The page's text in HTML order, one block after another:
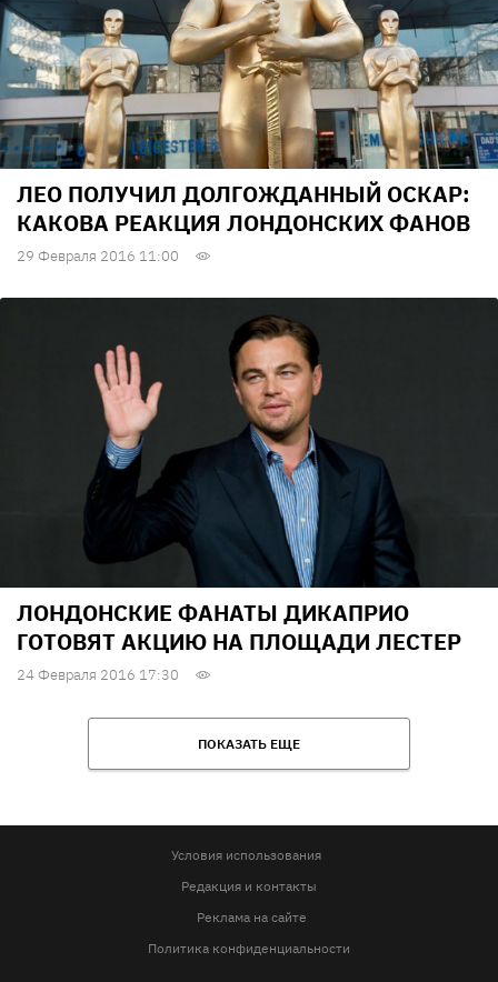
ЛЕО ПОЛУЧИЛ ДОЛГОЖДАННЫЙ ОСКАР:
КАКОВА РЕАКЦИЯ ЛОНДОНСКИХ ФАНОВ
29 Февраля 2016 11:00
ЛОНДОНСКИЕ ФАНАТЫ ДИКАПРИО
ГОТОВЯТ АКЦИЮ НА ПЛОЩАДИ ЛЕСТЕР
24 Февраля 2016 17:30
ПОКАЗАТЬ ЕЩЕ
Условия использования
Редакция и контакты
Реклама на сайте
Политика конфиденциальности